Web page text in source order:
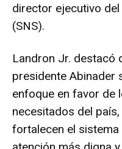
director ejecutivo
(SNS).
Landron Jr. destacó
presidente Abinader
enfoque en favor de
necesitados del
fortalecen el sistema